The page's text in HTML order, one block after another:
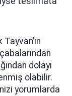
dolayı
olabilir.
yorumlarda